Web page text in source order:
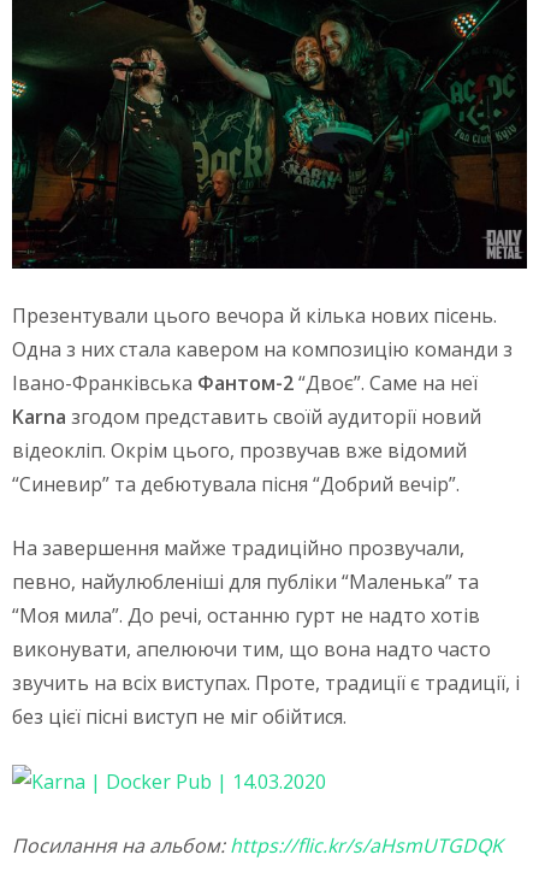
Презентували цього вечора й кілька нових пісень.
Одна з них стала кавером на композицію команди з
Івано-Франківська Фантом-2“Двоє”. Саме на неї
Karna згодом представить своїй аудиторії новий
відеокліп. Окрім цього, прозвучав вже відомий
“Синевир” та дебютувала пісня “Добрий вечір”.
На завершення майже традиційно прозвучали,
певно, найулюбленіші для публіки “Маленька” та
“Моя мила”. До речі, останню гурт не надто хотів
виконувати, апелюючи тим, що вона надто часто
звучить на всіх виступах. Проте, традиції є традиції, і
без цієї пісні виступ не міг обійтися.
Посилання на альбом:https://flic.kr/s/aHsmUTGDQK